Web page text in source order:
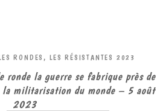
RONDES , LES RÉSISTANTES 2023
ronde la guerre se fabrique près de
militarisation du monde – 5 août
2023